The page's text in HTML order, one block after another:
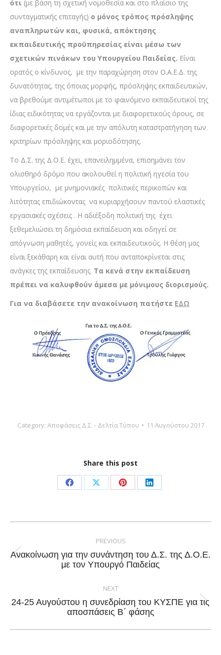
ότι (με βάση τη σχετική νομοθεσία και στο πλαίσιο της
συνταγματικής επιταγής) ο μόνος τρόπος πρόσληψης
αναπληρωτών και, φυσικά, απόκτησης
εκπαιδευτικής προϋπηρεσίας είναι μέσω των
σχετικών πινάκων του Υπουργείου Παιδείας. Είναι
ορατός ο κίνδυνος, με την παραχώρηση στον Ο.Α.Ε.Δ. της
δυνατότητας, της όποιας μορφής, πρόσληψης εκπαιδευτικών,
να βρεθούμε αντιμέτωποι με το φαινόμενο εκπαιδευτικοί της
ίδιας ειδικότητας να εργάζονται με διαφορετικούς όρους, σε
διαφορετικές δομές και με την απόλυτη καταστρατήγηση των
κριτηρίων πρόσληψης και μοριοδότησης.
Το Δ.Σ. της Δ.Ο.Ε. έχει, επανειλημμένα, επισημάνει τον
ολισθηρό δρόμο που ακολουθεί η πολιτική ηγεσία του
Υπουργείου, με μνημονιακές πολιτικές περικοπών και
λιτότητας επιδιώκοντας να κυριαρχήσουν παντού ελαστικές
εργασιακές σχέσεις . Η αδιέξοδη πολιτική της έχει
ξεθεμελιώσει τη δημόσια εκπαίδευση και οδηγεί σε
απόγνωση μαθητές, γονείς και εκπαιδευτικούς. Η θέση μας
είναι ξεκάθαρη και είναι αυτή που ανταποκρίνεται στις
ανάγκες της εκπαίδευσης. Τα κενά στην εκπαίδευση
πρέπει να καλυφθούν άμεσα με μόνιμους διορισμούς.
Για να διαβάσετε την ανακοίνωση πατήστε ΕΔΩ
Category: Αποφάσεις Δ.Σ. - Δελτία Τύπου 11 Αυγούστου 2017
Share this post
Share
Facebook
Share
X
Share
Pinterest
Share
LinkedIn
navigation
PREVIOUS
Previous
post:
Ανακοίνωση για την συνάντηση του Δ.Σ. της Δ.Ο.Ε.
με τον Υπουργό Παιδείας
NEXT
Next
24-25 Αυγούστου η συνεδρίαση του ΚΥΣΠΕ για τις
αποσπάσεις Β΄ φάσης